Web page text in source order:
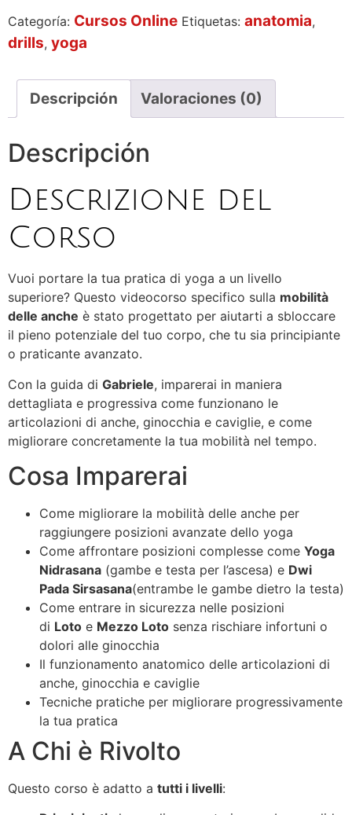
Categoría: Cursos Online Etiquetas: anatomia,
drills, yoga
Descripción Valoraciones (0)
Descripción
Descrizione del
Corso
Vuoi portare la tua pratica di yoga a un livello
superiore? Questo videocorso specifico sulla mobilità
delle anche è stato progettato per aiutarti a sbloccare
il pieno potenziale del tuo corpo, che tu sia principiante
o praticante avanzato.
Con la guida di Gabriele, imparerai in maniera
dettagliata e progressiva come funzionano le
articolazioni di anche, ginocchia e caviglie, e come
migliorare concretamente la tua mobilità nel tempo.
Cosa Imparerai
Come migliorare la mobilità delle anche per
raggiungere posizioni avanzate dello yoga
Come affrontare posizioni complesse come Yoga
Nidrasana (gambe e testa per l’ascesa) e Dwi
Pada Sirsasana(entrambe le gambe dietro la testa)
Come entrare in sicurezza nelle posizioni
di Loto e Mezzo Loto senza rischiare infortuni o
dolori alle ginocchia
Il funzionamento anatomico delle articolazioni di
anche, ginocchia e caviglie
Tecniche pratiche per migliorare progressivamente
la tua pratica
A Chi è Rivolto
Questo corso è adatto a tutti i livelli: